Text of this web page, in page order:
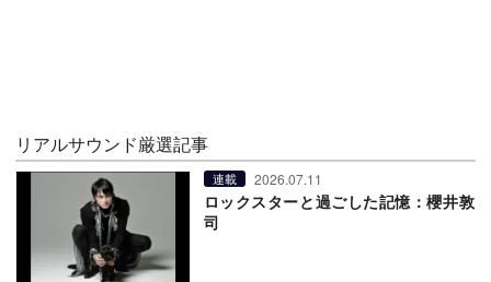
リアルサウンド厳選記事
連載 2026.07.11
ロックスターと過ごした記憶：櫻井敦
司